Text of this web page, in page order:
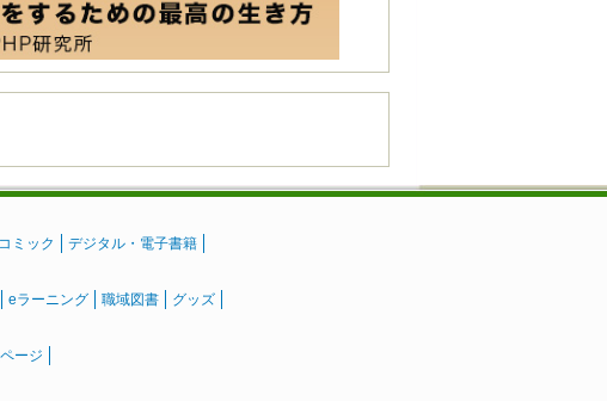
コミック デジタル・電子書籍
eラーニング 職域図書 グッズ
ージ